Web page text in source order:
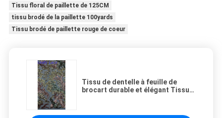
Tissu floral de paillette de 125CM
tissu brodé de la paillette 100yards
Tissu brodé de paillette rouge de coeur
Tissu de dentelle à feuille de
brocart durable et élégant Tissu
feuille de brocart